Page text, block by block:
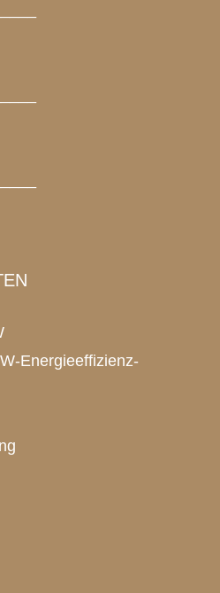
Energieeffizienz-